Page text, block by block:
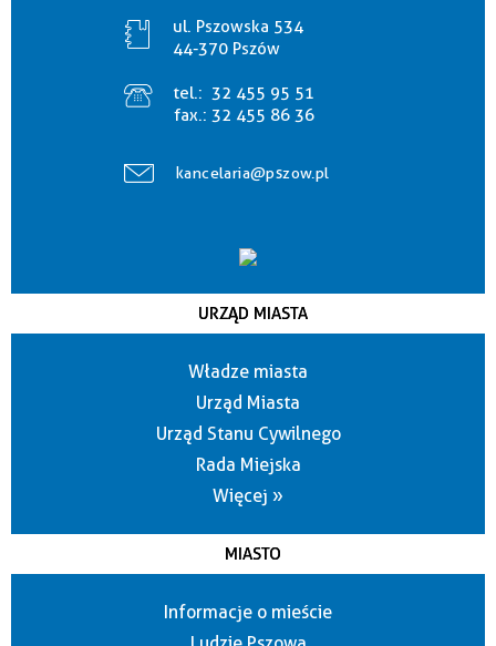
ul. Pszowska 534
44-370 Pszów
tel.: 32 455 95 51
fax.: 32 455 86 36
kancelaria@pszow.pl
URZĄD MIASTA
Władze miasta
Urząd Miasta
Urząd Stanu Cywilnego
Rada Miejska
Więcej »
MIASTO
Informacje o mieście